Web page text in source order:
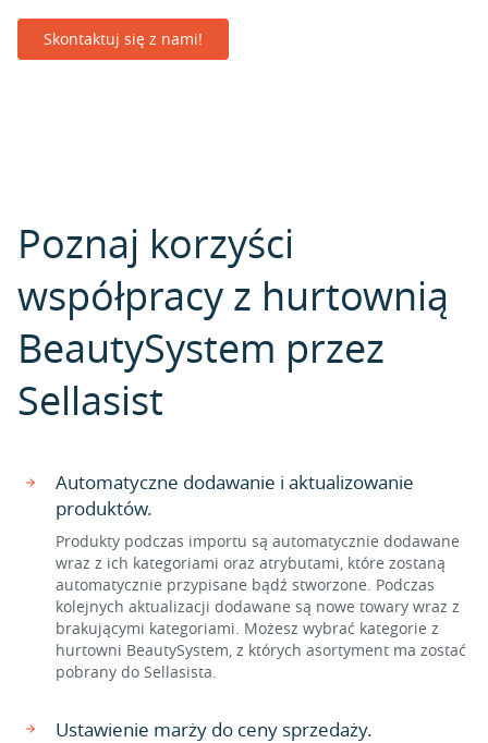
Skontaktuj się z nami!
Poznaj korzyści
współpracy z hurtownią
BeautySystem przez
Sellasist
Automatyczne dodawanie i aktualizowanie
produktów.
Produkty podczas importu są automatycznie dodawane
wraz z ich kategoriami oraz atrybutami, które zostaną
automatycznie przypisane bądź stworzone. Podczas
kolejnych aktualizacji dodawane są nowe towary wraz z
brakującymi kategoriami. Możesz wybrać kategorie z
hurtowni BeautySystem, z których asortyment ma zostać
pobrany do Sellasista.
Ustawienie marży do ceny sprzedaży.